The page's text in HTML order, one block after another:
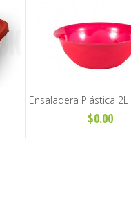
Ensaladera Plástica
Surtidos
$0.00